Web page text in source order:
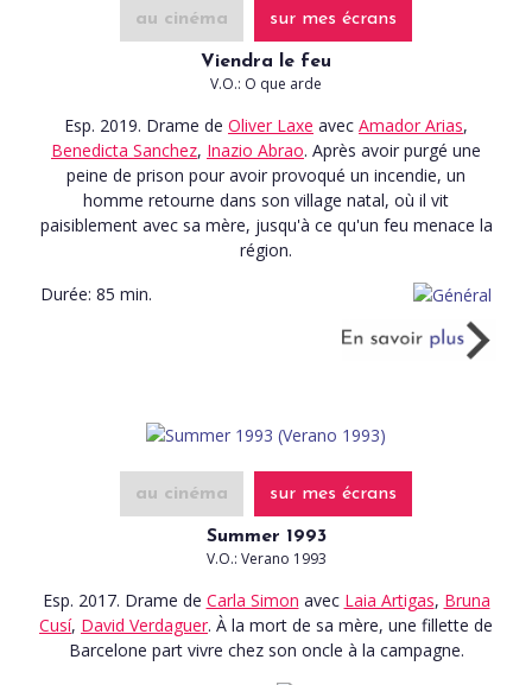
au cinéma sur mes écrans
Viendra le feu
V.O.: O que arde
Esp. 2019. Drame de Oliver Laxe avec Amador Arias,
Benedicta Sanchez, Inazio Abrao. Après avoir purgé une
peine de prison pour avoir provoqué un incendie, un
homme retourne dans son village natal, où il vit
paisiblement avec sa mère, jusqu'à ce qu'un feu menace la
région.
Durée: 85 min.
au cinéma sur mes écrans
Summer 1993
V.O.: Verano 1993
Esp. 2017. Drame de Carla Simon avec Laia Artigas, Bruna
Cusí, David Verdaguer. À la mort de sa mère, une fillette de
Barcelone part vivre chez son oncle à la campagne.